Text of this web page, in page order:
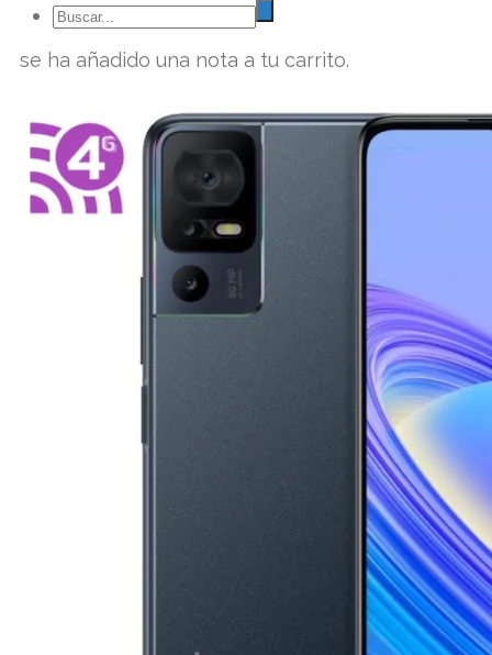
se ha añadido una nota a tu carrito.